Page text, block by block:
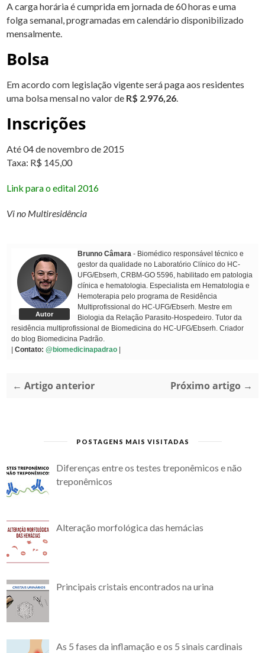
A carga horária é cumprida em jornada de 60 horas e uma
folga semanal, programadas em calendário disponibilizado
mensalmente.
Bolsa
Em acordo com legislação vigente será paga aos residentes
uma bolsa mensal no valor de R$ 2.976,26.
Inscrições
Até 04 de novembro de 2015
Taxa: R$ 145,00
Link para o edital 2016
Vi no Multiresidência
Autor
Brunno Câmara - Biomédico responsável técnico e
gestor da qualidade no Laboratório Clínico do HC-
UFG/Ebserh, CRBM-GO 5596, habilitado em patologia
clínica e hematologia. Especialista em Hematologia e
Hemoterapia pelo programa de Residência
Multiprofissional do HC-UFG/Ebserh. Mestre em
Biologia da Relação Parasito-Hospedeiro. Tutor da
residência multiprofissional de Biomedicina do HC-UFG/Ebserh. Criador
do blog Biomedicina Padrão.
Contato: @biomedicinapadrao
← Artigo anterior Próximo artigo →
POSTAGENS MAIS VISITADAS
Diferenças entre os testes treponêmicos e não
treponêmicos
Alteração morfológica das hemácias
Principais cristais encontrados na urina
As 5 fases da inflamação e os 5 sinais cardinais